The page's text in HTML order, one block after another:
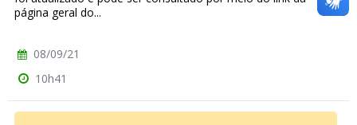
página geral do...
08/09/21
10h41